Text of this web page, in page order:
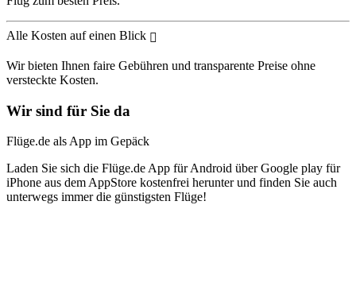
Alle Kosten auf einen Blick
Wir bieten Ihnen faire Gebühren und transparente Preise ohne
versteckte Kosten.
Wir sind für Sie da
Flüge.de als App im Gepäck
Laden Sie sich die Flüge.de App für Android über Google play für
iPhone aus dem AppStore kostenfrei herunter und finden Sie auch
unterwegs immer die günstigsten Flüge!